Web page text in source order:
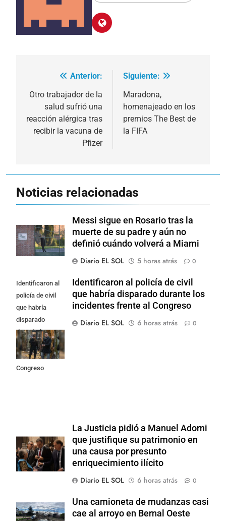
Navegación
de
entradas
Anterior:
Otro trabajador de la
salud sufrió una
reacción alérgica tras
recibir la vacuna de
Pfizer
Siguiente:
Maradona,
homenajeado en los
premios The Best de
la FIFA
Noticias relacionadas
Messi sigue en Rosario tras la
muerte de su padre y aún no
definió cuándo volverá a Miami
Diario EL SOL
5 horas atrás 0
Identificaron al
policía de civil
que habría
disparado
durante los
incidentes
frente al
Congreso
Identificaron al policía de civil
que habría disparado durante los
incidentes frente al Congreso
Diario EL SOL
6 horas atrás 0
La Justicia pidió a Manuel Adorni
que justifique su patrimonio en
una causa por presunto
enriquecimiento ilícito
Diario EL SOL
6 horas atrás 0
Una camioneta de mudanzas casi
cae al arroyo en Bernal Oeste